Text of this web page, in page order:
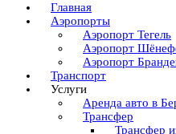
Главная
Аэропорты
Аэропорт Тегель
Аэропорт
Аэропорт
Транспорт
Услуги
Аренда авто в
Трансфер
Трансфер